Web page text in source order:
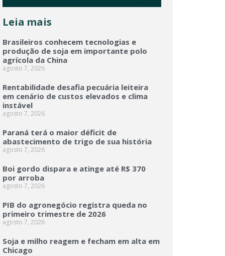
Leia mais
Brasileiros conhecem tecnologias e
produção de soja em importante polo
agrícola da China
agosto 7, 2026
Rentabilidade desafia pecuária leiteira
em cenário de custos elevados e clima
instável
agosto 7, 2026
Paraná terá o maior déficit de
abastecimento de trigo de sua história
agosto 7, 2026
Boi gordo dispara e atinge até R$ 370
por arroba
agosto 7, 2026
PIB do agronegócio registra queda no
primeiro trimestre de 2026
agosto 7, 2026
Soja e milho reagem e fecham em alta em
Chicago